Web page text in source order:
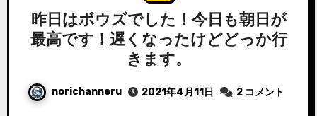
昨日はボウズでした！今日も朝日が
最高です！遅くなったけどどっか行
きます。
norichanneru 2021年4月11日 2 コメント